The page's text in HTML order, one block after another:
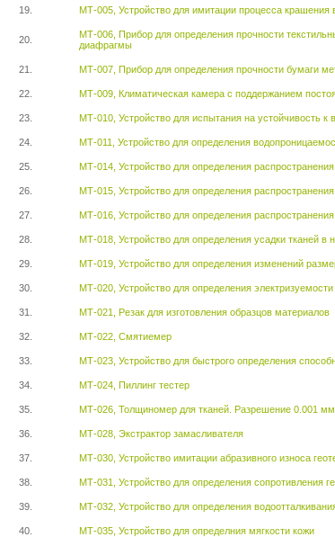
19. МТ-005, Устройство для имитации процесса крашения
20.
МТ-006, Прибор для определения прочности
диафрагмы
21. МТ-007, Прибор для определения прочности бумаги
22. МТ-009, Климатическая камера с поддержанием
23. МТ-010, Устройство для испытания на устойчивость к
24. МТ-011, Устройство для определения
25. МТ-014, Устройство для определения
26. МТ-015, Устройство для определения
27. МТ-016, Устройство для определения
28. МТ-018, Устройство для определения усадки тканей
29. МТ-019, Устройство для определения изменений
30. МТ-020, Устройство для определения
31. МТ-021, Резак для изготовления образцов материалов
32. МТ-022, Смятиемер
33. МТ-023, Устройство для быстрого определения
34. МТ-024, Пиллинг тестер
35. МТ-026, Толщиномер для тканей. Разрешение 0.001 мм
36. МТ-028, Экстрактор замасливателя
37. МТ-030, Устройство имитации абразивного износа
38. МТ-031, Устройство для определения сопротивления
39. МТ-032, Устройство для определения
40. МТ-035, Устройство для определния мягкости кожи